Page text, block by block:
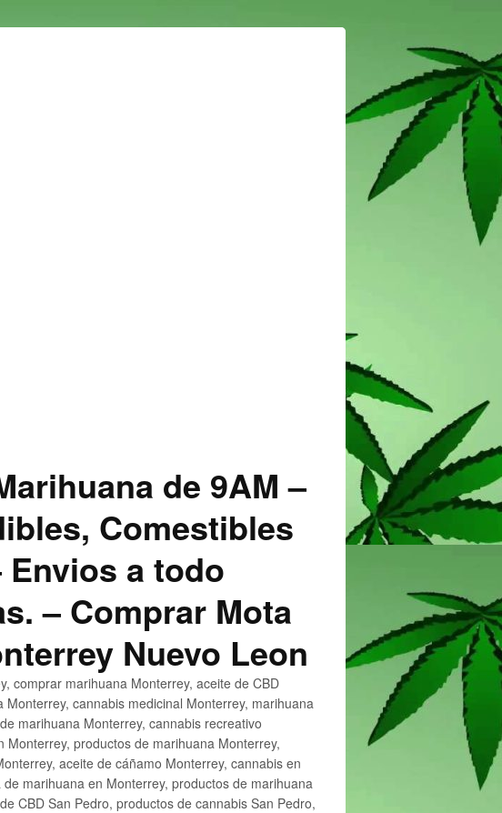
de 9AM –
Comestibles
Envios a todo
– Comprar Mota
Nuevo Leon
comprar marihuana Monterrey, aceite de CBD
cannabis medicinal Monterrey, marihuana
marihuana Monterrey, cannabis recreativo
productos de marihuana Monterrey,
aceite de cáñamo Monterrey, cannabis en
marihuana en Monterrey, productos de marihuana
CBD San Pedro, productos de cannabis San Pedro,